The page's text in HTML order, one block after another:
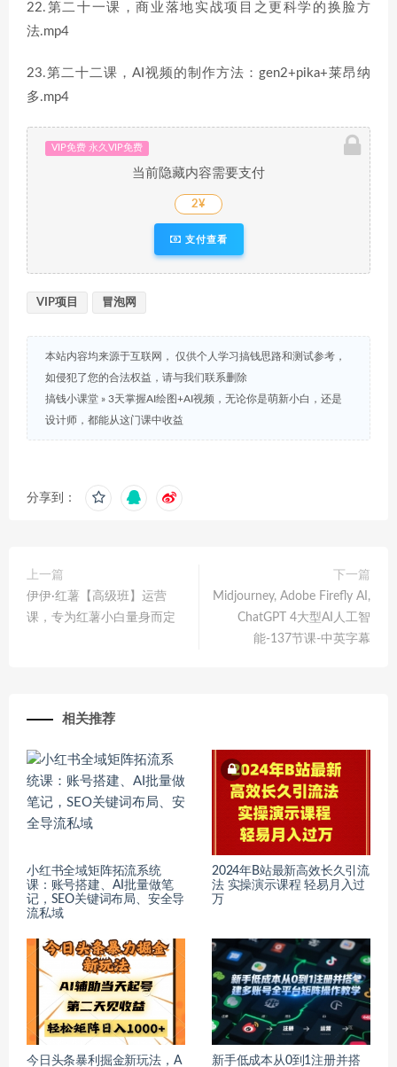
22.第二十一课，商业落地实战项目之更科学的换脸方
法.mp4
23.第二十二课，AI视频的制作方法：gen2+pika+莱昂纳
多.mp4
VIP免费 永久VIP免费
当前隐藏内容需要支付
2¥
支付查看
VIP项目 冒泡网
本站内容均来源于互联网， 仅供个人学习搞钱思路和测试参考，
如侵犯了您的合法权益，请与我们联系删除
搞钱小课堂 » 3天掌握AI绘图+AI视频，无论你是萌新小白，还是
设计师，都能从这门课中收益
分享到：
上一篇
伊伊·红薯【高级班】运营
课，专为红薯小白量身而定
下一篇
Midjourney, Adobe Firefly AI,
ChatGPT 4大型AI人工智
能-137节课-中英字幕
相关推荐
小红书全域矩阵拓流系统
课：账号搭建、AI批量做笔
记，SEO关键词布局、安全导
流私域
2024年B站最新高效长久引流
法 实操演示课程 轻易月入过
万
今日头条暴利掘金新玩法，A 新手低成本从0到1注册并搭